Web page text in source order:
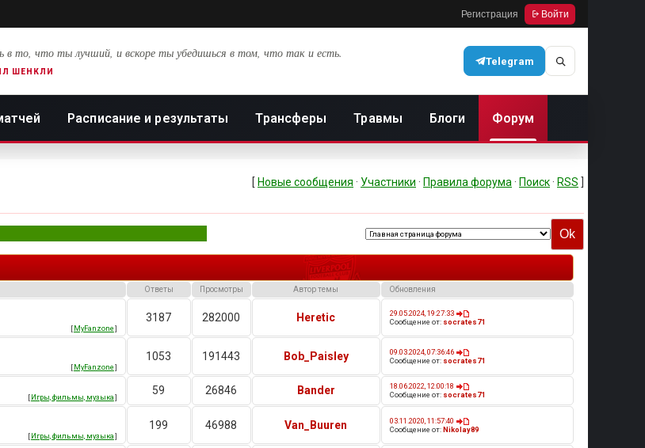
Регистрация Войти
в то, что ты лучший, и вскоре ты убедишься в том, что так и есть.
ШЕНКЛИ
Telegram
Расписание и результаты Трансферы Травмы Блоги Форум
[ Новые сообщения · Участники · Правила форума · Поиск · RSS
Ответы Просмотры Автор темы Обновления
[MyFanzone]
3187 282000 Heretic
29.05.2024, 19:27:33
Сообщение от: socrates71
[MyFanzone]
1053 191443 Bob_Paisley
09.03.2024, 07:36:46
Сообщение от: socrates71
[Игры, фильмы, музыка]
59 26846 Bander
18.06.2022, 12:00:18
Сообщение от: socrates71
[Игры, фильмы, музыка]
199 46988 Van_Buuren
03.11.2020, 11:57:40
Сообщение от:Nikolay89